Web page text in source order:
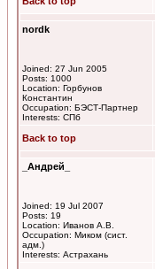
nordk
Joined: 27 Jun 2005
Posts: 1000
Location: Горбунов
Константин
Occupation: БЭСТ-Партнер
Interests: СПб
Back to top
_Андрей_
Joined: 19 Jul 2007
Posts: 19
Location: Иванов А.В.
Occupation: Миком (сист.
адм.)
Interests: Астрахань